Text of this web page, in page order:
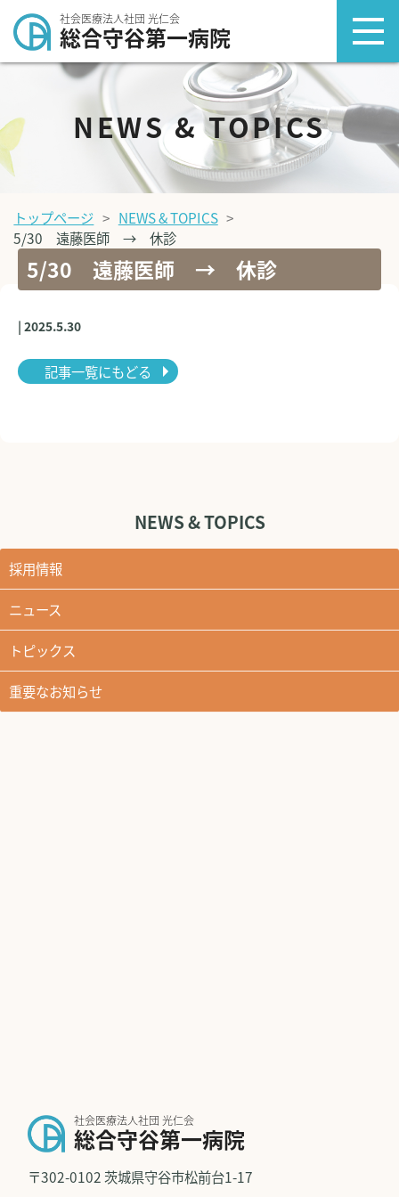
社会医療法人社団 光仁会
総合守谷第一病院
NEWS & TOPICS
トップページ
NEWS & TOPICS
5/30 遠藤医師 → 休診
5/30 遠藤医師 → 休診
| 2025.5.30
記事一覧にもどる
NEWS & TOPICS
採用情報
ニュース
トピックス
重要なお知らせ
社会医療法人社団 光仁会
総合守谷第一病院
〒302-0102 茨城県守谷市松前台1-17